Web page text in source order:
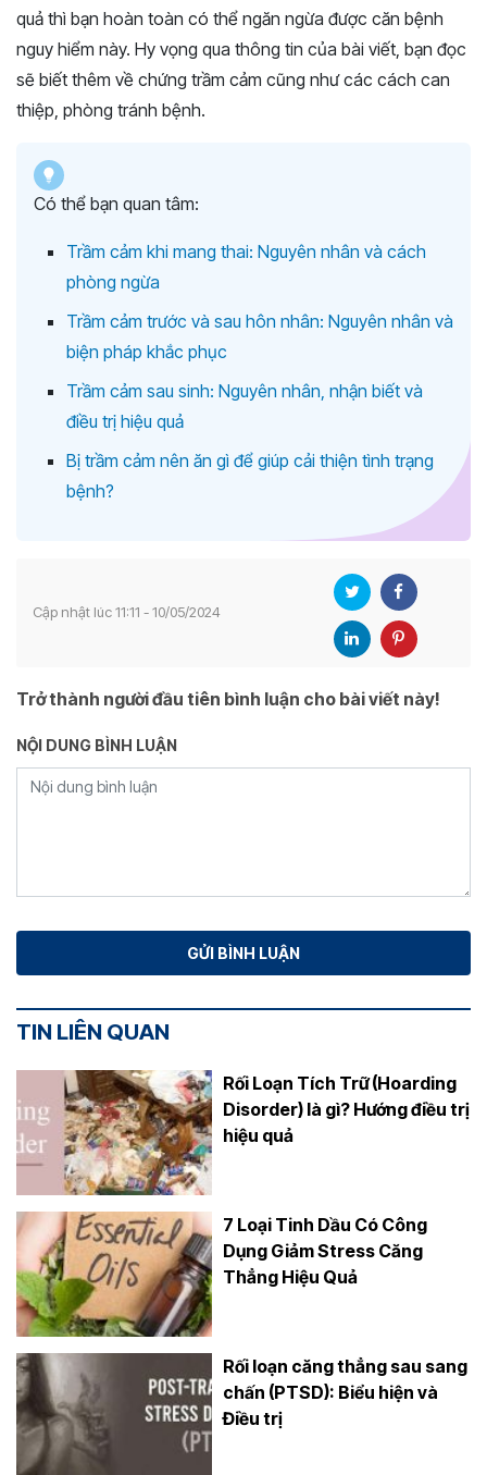
quả thì bạn hoàn toàn có thể ngăn ngừa được căn bệnh
nguy hiểm này. Hy vọng qua thông tin của bài viết, bạn đọc
sẽ biết thêm về chứng trầm cảm cũng như các cách can
thiệp, phòng tránh bệnh.
Có thể bạn quan tâm:
Trầm cảm khi mang thai: Nguyên nhân và cách
phòng ngừa
Trầm cảm trước và sau hôn nhân: Nguyên nhân và
biện pháp khắc phục
Trầm cảm sau sinh: Nguyên nhân, nhận biết và
điều trị hiệu quả
Bị trầm cảm nên ăn gì để giúp cải thiện tình trạng
bệnh?
Cập nhật lúc 11:11 - 10/05/2024
Trở thành người đầu tiên bình luận cho bài viết này!
NỘI DUNG BÌNH LUẬN
TIN LIÊN QUAN
Rối Loạn Tích Trữ (Hoarding
Disorder) là gì? Hướng điều trị
hiệu quả
7 Loại Tinh Dầu Có Công
Dụng Giảm Stress Căng
Thẳng Hiệu Quả
Rối loạn căng thẳng sau sang
chấn (PTSD): Biểu hiện và
Điều trị